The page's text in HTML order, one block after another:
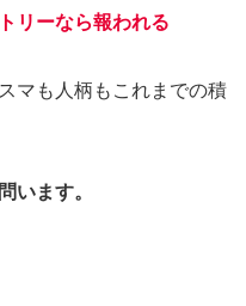
リーなら報われる
マも人柄もこれまでの積
います。